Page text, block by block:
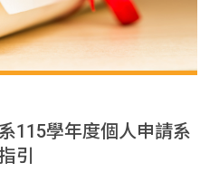
115學年度個人申請系
引